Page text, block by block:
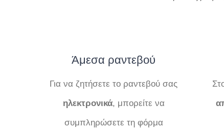
Άμεσα ραντεβού
Για να ζητήσετε το ραντεβού σας
ηλεκτρονικά, μπορείτε να
συμπληρώσετε τη φόρμα